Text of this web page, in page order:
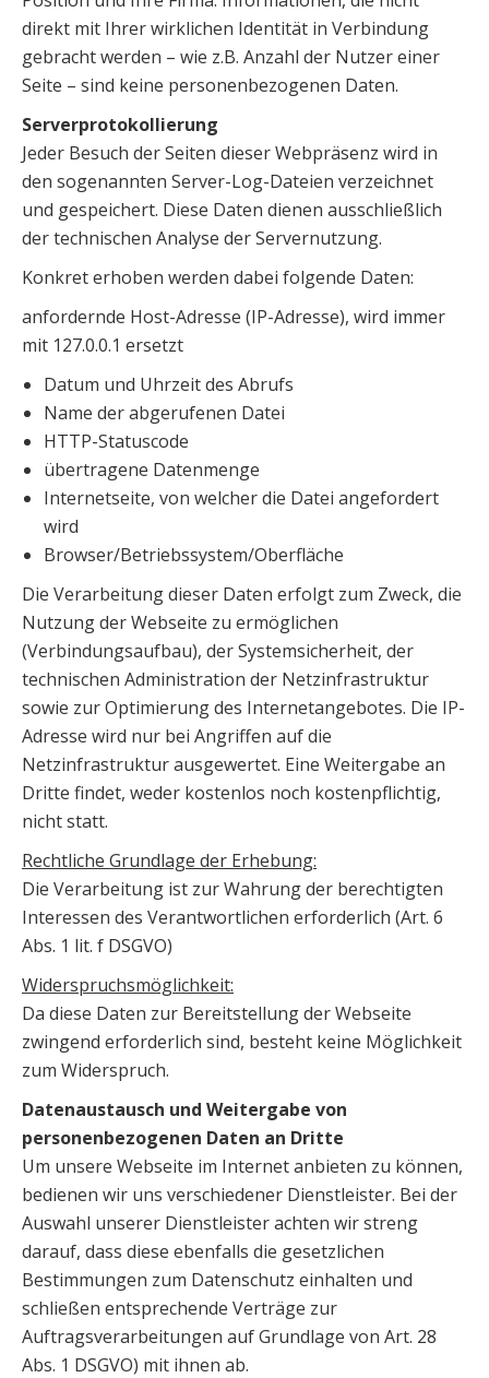
direkt mit Ihrer wirklichen Identität in Verbindung
gebracht werden – wie z.B. Anzahl der Nutzer einer
Seite – sind keine personenbezogenen Daten.
Serverprotokollierung
Jeder Besuch der Seiten dieser Webpräsenz wird in
den sogenannten Server-Log-Dateien verzeichnet
und gespeichert. Diese Daten dienen ausschließlich
der technischen Analyse der Servernutzung.
Konkret erhoben werden dabei folgende Daten:
anfordernde Host-Adresse (IP-Adresse), wird immer
mit 127.0.0.1 ersetzt
Datum und Uhrzeit des Abrufs
Name der abgerufenen Datei
HTTP-Statuscode
übertragene Datenmenge
Internetseite, von welcher die Datei angefordert
wird
Browser/Betriebssystem/Oberfläche
Die Verarbeitung dieser Daten erfolgt zum Zweck, die
Nutzung der Webseite zu ermöglichen
(Verbindungsaufbau), der Systemsicherheit, der
technischen Administration der Netzinfrastruktur
sowie zur Optimierung des Internetangebotes. Die IP-
Adresse wird nur bei Angriffen auf die
Netzinfrastruktur ausgewertet. Eine Weitergabe an
Dritte findet, weder kostenlos noch kostenpflichtig,
nicht statt.
Rechtliche Grundlage der Erhebung:
Die Verarbeitung ist zur Wahrung der berechtigten
Interessen des Verantwortlichen erforderlich (Art. 6
Abs. 1 lit. f DSGVO)
Widerspruchsmöglichkeit:
Da diese Daten zur Bereitstellung der Webseite
zwingend erforderlich sind, besteht keine Möglichkeit
zum Widerspruch.
Datenaustausch und Weitergabe von
personenbezogenen Daten an Dritte
Um unsere Webseite im Internet anbieten zu können,
bedienen wir uns verschiedener Dienstleister. Bei der
Auswahl unserer Dienstleister achten wir streng
darauf, dass diese ebenfalls die gesetzlichen
Bestimmungen zum Datenschutz einhalten und
schließen entsprechende Verträge zur
Auftragsverarbeitungen auf Grundlage von Art. 28
Abs. 1 DSGVO) mit ihnen ab.